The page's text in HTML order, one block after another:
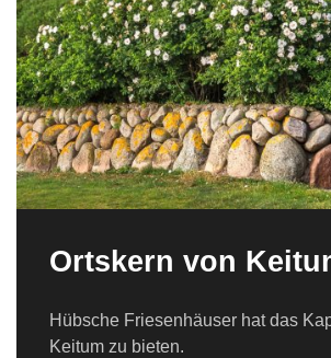
Ortskern von
Hübsche Friesenhäuser hat das
Keitum zu bieten.